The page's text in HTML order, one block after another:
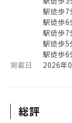
駅徒歩7
駅徒歩6
駅徒歩7
駅徒歩5
駅徒歩6
掲載日
2026年
総評